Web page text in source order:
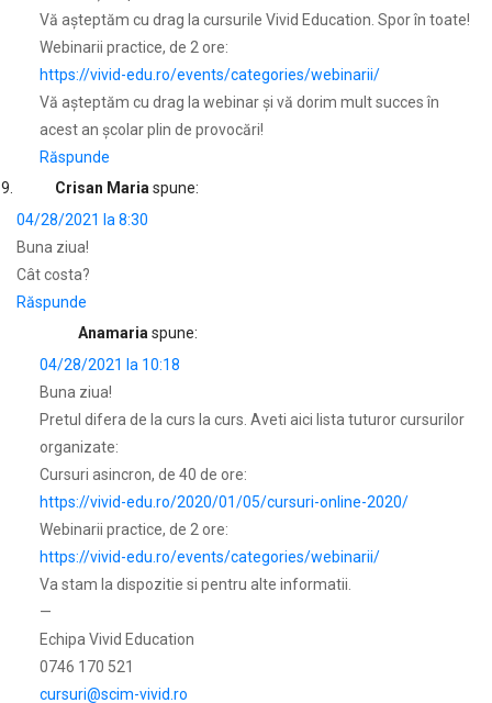
Vă așteptăm cu drag la cursurile Vivid Education. Spor în toate!
Webinarii practice, de 2 ore:
https://vivid-edu.ro/events/categories/webinarii/
Vă aşteptăm cu drag la webinar şi vă dorim mult succes în
acest an şcolar plin de provocări!
Răspunde
Crisan Maria spune:
04/28/2021 la 8:30
Buna ziua!
Cât costa?
Răspunde
Anamaria spune:
04/28/2021 la 10:18
Buna ziua!
Pretul difera de la curs la curs. Aveti aici lista tuturor cursurilor
organizate:
Cursuri asincron, de 40 de ore:
https://vivid-edu.ro/2020/01/05/cursuri-online-2020/
Webinarii practice, de 2 ore:
https://vivid-edu.ro/events/categories/webinarii/
Va stam la dispozitie si pentru alte informatii.
—
Echipa Vivid Education
0746 170 521
cursuri@scim-vivid.ro